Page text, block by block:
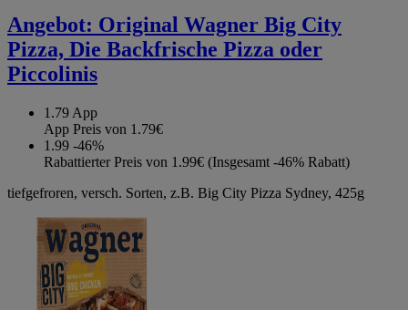
Angebot: Original Wagner Big City
Pizza, Die Backfrische Pizza oder
Piccolinis
1.79 App
App Preis von 1.79€
1.99 -46%
Rabattierter Preis von 1.99€ (Insgesamt -46% Rabatt)
tiefgefroren, versch. Sorten, z.B. Big City Pizza Sydney, 425g